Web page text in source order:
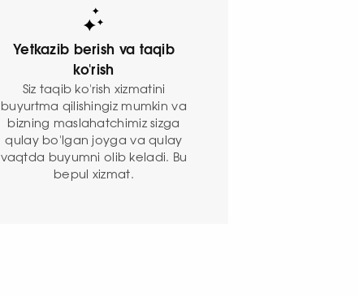
Yetkazib berish va taqib
ko'rish
Siz taqib ko'rish xizmatini
buyurtma qilishingiz mumkin va
bizning maslahatchimiz sizga
qulay bo'lgan joyga va qulay
vaqtda buyumni olib keladi. Bu
bepul xizmat.